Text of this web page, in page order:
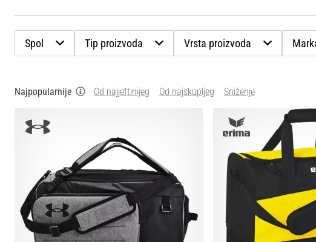
Spol Tip proizvoda Vrsta proizvoda
Najpopularnije Od najjeftinijeg Od najskupljeg Sniženje